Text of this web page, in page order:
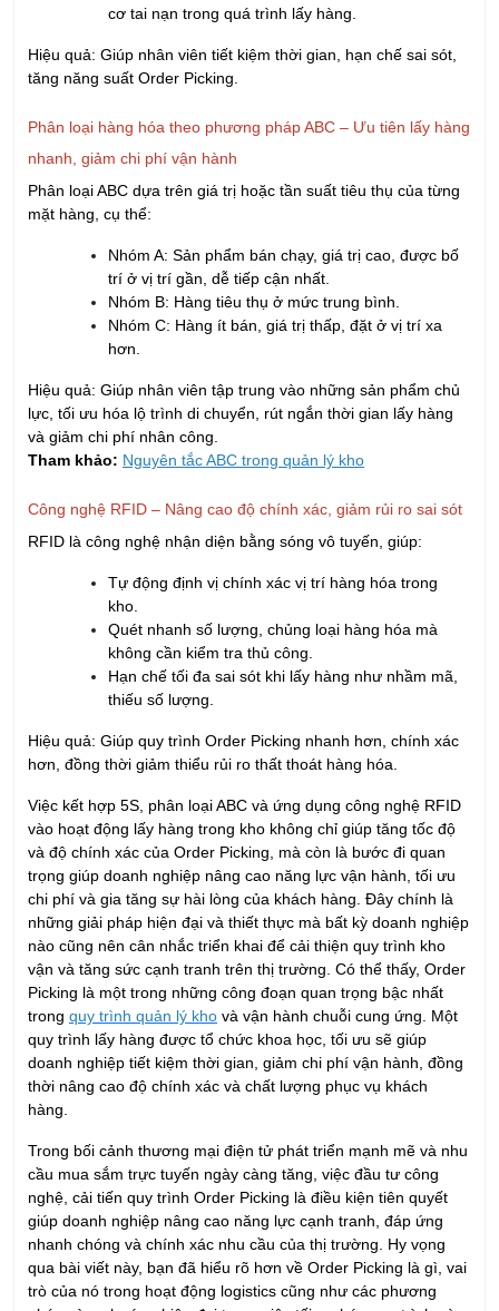
cơ tai nạn trong quá trình lấy hàng.
Hiệu quả: Giúp nhân viên tiết kiệm thời gian, hạn chế sai sót,
tăng năng suất Order Picking.
Phân loại hàng hóa theo phương pháp ABC – Ưu tiên lấy hàng
nhanh, giảm chi phí vận hành
Phân loại ABC dựa trên giá trị hoặc tần suất tiêu thụ của từng
mặt hàng, cụ thể:
Nhóm A: Sản phẩm bán chạy, giá trị cao, được bố
trí ở vị trí gần, dễ tiếp cận nhất.
Nhóm B: Hàng tiêu thụ ở mức trung bình.
Nhóm C: Hàng ít bán, giá trị thấp, đặt ở vị trí xa
hơn.
Hiệu quả: Giúp nhân viên tập trung vào những sản phẩm chủ
lực, tối ưu hóa lộ trình di chuyển, rút ngắn thời gian lấy hàng
và giảm chi phí nhân công.
Tham khảo: Nguyên tắc ABC trong quản lý kho
Công nghệ RFID – Nâng cao độ chính xác, giảm rủi ro sai sót
RFID là công nghệ nhận diện bằng sóng vô tuyến, giúp:
Tự động định vị chính xác vị trí hàng hóa trong
kho.
Quét nhanh số lượng, chủng loại hàng hóa mà
không cần kiểm tra thủ công.
Hạn chế tối đa sai sót khi lấy hàng như nhầm mã,
thiếu số lượng.
Hiệu quả: Giúp quy trình Order Picking nhanh hơn, chính xác
hơn, đồng thời giảm thiểu rủi ro thất thoát hàng hóa.
Việc kết hợp 5S, phân loại ABC và ứng dụng công nghệ RFID
vào hoạt động lấy hàng trong kho không chỉ giúp tăng tốc độ
và độ chính xác của Order Picking, mà còn là bước đi quan
trọng giúp doanh nghiệp nâng cao năng lực vận hành, tối ưu
chi phí và gia tăng sự hài lòng của khách hàng. Đây chính là
những giải pháp hiện đại và thiết thực mà bất kỳ doanh nghiệp
nào cũng nên cân nhắc triển khai để cải thiện quy trình kho
vận và tăng sức cạnh tranh trên thị trường. Có thể thấy, Order
Picking là một trong những công đoạn quan trọng bậc nhất
trong quy trình quản lý kho và vận hành chuỗi cung ứng. Một
quy trình lấy hàng được tổ chức khoa học, tối ưu sẽ giúp
doanh nghiệp tiết kiệm thời gian, giảm chi phí vận hành, đồng
thời nâng cao độ chính xác và chất lượng phục vụ khách
hàng.
Trong bối cảnh thương mại điện tử phát triển mạnh mẽ và nhu
cầu mua sắm trực tuyến ngày càng tăng, việc đầu tư công
nghệ, cải tiến quy trình Order Picking là điều kiện tiên quyết
giúp doanh nghiệp nâng cao năng lực cạnh tranh, đáp ứng
nhanh chóng và chính xác nhu cầu của thị trường. Hy vọng
qua bài viết này, bạn đã hiểu rõ hơn về Order Picking là gì, vai
trò của nó trong hoạt động logistics cũng như các phương